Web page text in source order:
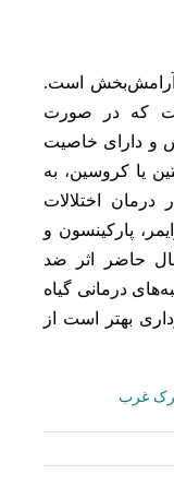
است.
که در صورت
و دارای خاصیت
یا کروسین، به
درمان اختلالات
پارکینسون و
حاضر اثر ضد
درمانی گیاه
بهتر است از